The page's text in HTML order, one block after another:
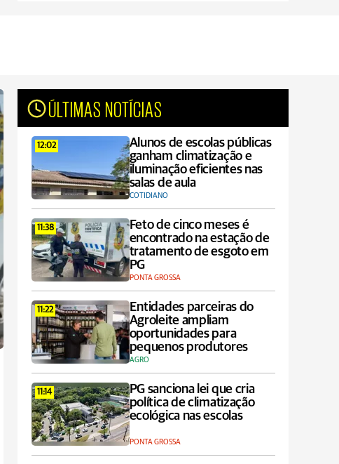
ÚLTIMAS NOTÍCIAS
12:02
Alunos de escolas públicas
ganham climatização e
iluminação eficientes nas
salas de aula
COTIDIANO
11:38
Feto de cinco meses é
encontrado na estação de
tratamento de esgoto em
PG
PONTA GROSSA
11:22
Entidades parceiras do
Agroleite ampliam
oportunidades para
pequenos produtores
AGRO
11:14
PG sanciona lei que cria
política de climatização
ecológica nas escolas
PONTA GROSSA